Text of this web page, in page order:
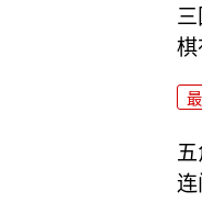
棋
连